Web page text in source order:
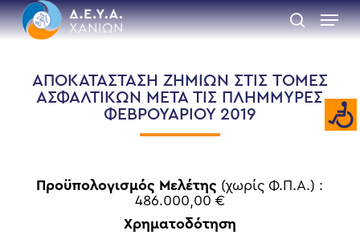
Skip
to
main
search
Menu
ΑΠΟΚΑΤΑΣΤΑΣΗ ΖΗΜΙΩΝ ΣΤΙΣ ΤΟΜΕΣ
ΑΣΦΑΛΤΙΚΩΝ ΜΕΤΑ ΤΙΣ ΠΛΗΜΜΥΡΕΣ
ΦΕΒΡΟΥΑΡΙΟΥ 2019
Προϋπολογισμός Μελέτης (χωρίς Φ.Π.Α.) :
486.000,00 €
Χρηματοδότηση